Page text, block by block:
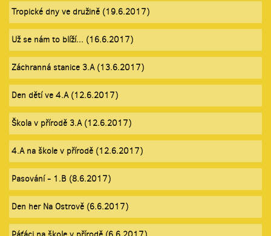
Tropické dny ve družině (19.6.2017)
Už se nám to blíží... (16.6.2017)
Záchranná stanice 3.A (13.6.2017)
Den dětí ve 4.A (12.6.2017)
Škola v přírodě 3.A (12.6.2017)
4.A na škole v přírodě (12.6.2017)
Pasování - 1.B (8.6.2017)
Den her Na Ostrově (6.6.2017)